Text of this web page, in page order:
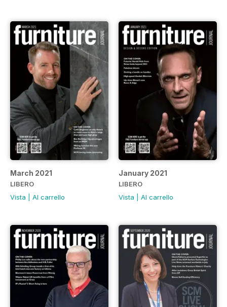
March 2021
LIBERO
Vista
Al carrello
January 2021
LIBERO
Vista
Al carrello